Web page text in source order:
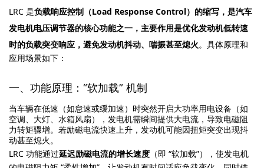
LRC 是负载响应控制（Load Response Control） 的缩写，是汽车
发电机电压调节器的核心功能之一，主要作用是优化发动机低转速
时的负载突变响应，避免发动机抖动、喘振甚至熄火。具体原理和
应用场景如下：
一、功能原理：“软加载” 机制
当车辆在低速（如怠速或缓加速）时突然开启大功率用电设备（如
空调、大灯、水箱风扇），发电机需瞬间提供大电流，导致电磁阻
力转矩骤增。若励磁电流快速上升，发动机可能因扭矩突变出现抖
动甚至熄火。
LRC 功能通过延迟励磁电流的增长速度 （即 “软加载”），使发电机